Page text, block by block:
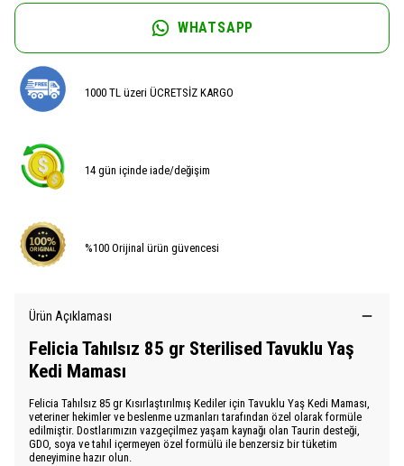
WHATSAPP
1000 TL üzeri ÜCRETSİZ KARGO
14 gün içinde iade/değişim
%100 Orijinal ürün güvencesi
Ürün Açıklaması
Felicia Tahılsız 85 gr Sterilised Tavuklu Yaş
Kedi Maması
Felicia Tahılsız 85 gr Kısırlaştırılmış Kediler için Tavuklu Yaş Kedi Maması,
veteriner hekimler ve beslenme uzmanları tarafından özel olarak formüle
edilmiştir. Dostlarımızın vazgeçilmez yaşam kaynağı olan Taurin desteği,
GDO, soya ve tahıl içermeyen özel formülü ile benzersiz bir tüketim
deneyimine hazır olun.